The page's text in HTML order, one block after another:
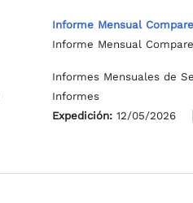
Informe Mensual
Informe Mensual
Informes Mensuales de
Informes
Expedición: 12/05/2026